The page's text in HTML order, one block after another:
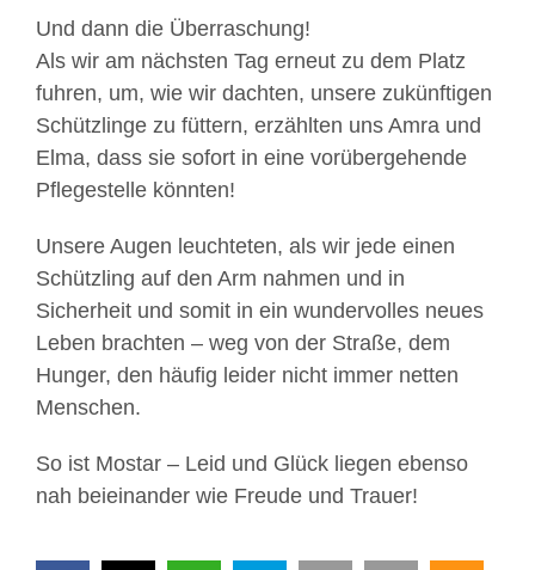
Und dann die Überraschung!
Als wir am nächsten Tag erneut zu dem Platz
fuhren, um, wie wir dachten, unsere zukünftigen
Schützlinge zu füttern, erzählten uns Amra und
Elma, dass sie sofort in eine vorübergehende
Pflegestelle könnten!
Unsere Augen leuchteten, als wir jede einen
Schützling auf den Arm nahmen und in
Sicherheit und somit in ein wundervolles neues
Leben brachten – weg von der Straße, dem
Hunger, den häufig leider nicht immer netten
Menschen.
So ist Mostar – Leid und Glück liegen ebenso
nah beieinander wie Freude und Trauer!